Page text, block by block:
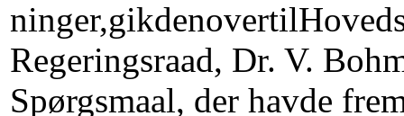
Regeringsraad, Dr. V.
Spørgsmaal, der havde